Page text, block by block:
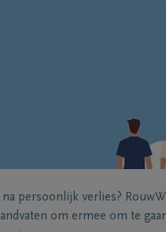
persoonlijk verlies?
om ermee om te